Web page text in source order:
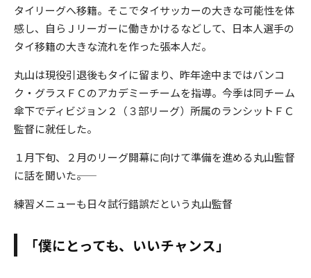
タイリーグへ移籍。そこでタイサッカーの大きな可能性を体
感し、自らＪリーガーに働きかけるなどして、日本人選手の
タイ移籍の大きな流れを作った張本人だ。
丸山は現役引退後もタイに留まり、昨年途中まではバンコ
ク・グラスＦＣのアカデミーチームを指導。今季は同チーム
傘下でディビジョン２（３部リーグ）所属のランシットＦＣ
監督に就任した。
１月下旬、２月のリーグ開幕に向けて準備を進める丸山監督
に話を聞いた――。
練習メニューも日々試行錯誤だという丸山監督
「僕にとっても、いいチャンス」